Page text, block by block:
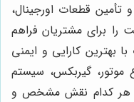
و تأمین قطعات اورجینال،
را برای مشتریان فراهم
بهترین کارایی و ایمنی
موتور، گیربکس، سیستم
هر کدام نقش مشخص و